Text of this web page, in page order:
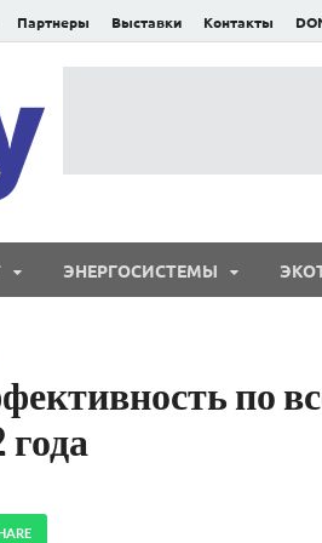
Партнеры Выставки Контакты
ЭНЕРГОСИСТЕМЫ
по